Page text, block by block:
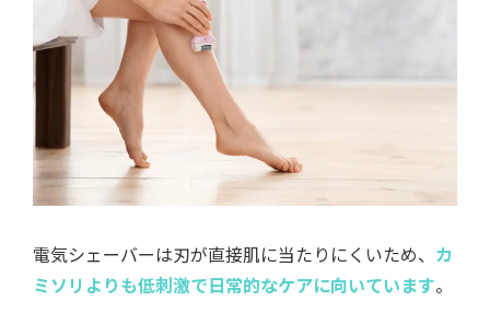
電気シェーバーは刃が直接肌に当たりにくいため、 カ
ミソリよりも低刺激で日常的なケアに向いています。